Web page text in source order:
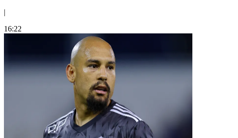
|
16:22